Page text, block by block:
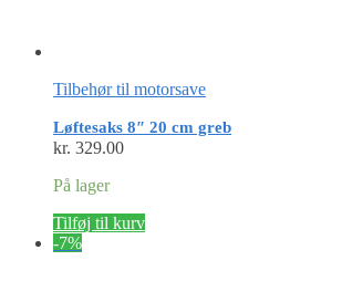
Tilbehør til motorsave
Løftesaks 8″ 20 cm greb
kr. 329.00
På lager
Tilføj til kurv
-7%